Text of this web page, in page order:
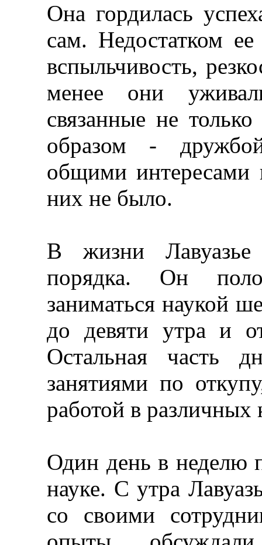
Она гордилась
сам. Недостатком ее
вспыльчивость,
менее они
связанные не
образом -
общими
них не было.
В жизни Лавуазье
порядка. Он
заниматься наукой
до девяти утра и
Остальная часть
занятиями по
работой в различных
Один день в неделю
науке. С утра
со своими